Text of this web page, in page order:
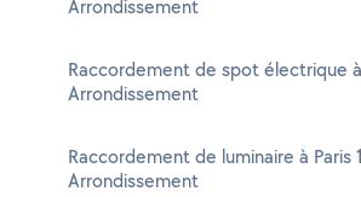
Arrondissement
Raccordement de spot électrique à
Arrondissement
Raccordement de luminaire à Paris
Arrondissement